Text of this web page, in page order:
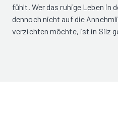
fühlt. Wer das ruhige Leben in
dennoch nicht auf die
verzichten möchte, ist in Silz